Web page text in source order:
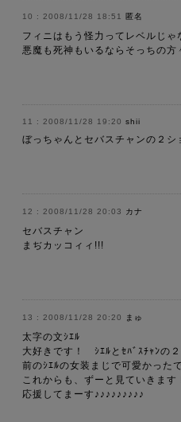
2008/11/28 18:51 匿名
フィニはもう怪力ってレベルじ
悪魔も死神もいるならそっちの方
2008/11/28 19:20 shii
ぼっちゃんとセバスチャンの２シ
2008/11/28 20:03 カナ
セバスチャン
まぢカッコィィ!!!
2008/11/28 20:20 まゅ
太字の文ｼｴﾙ
大好きです！ ｼｴﾙとｾﾊﾞｽﾁｬﾝの２
前のｼｴﾙの女装まじで可愛かった
これからも、ずーと見ていきます
応援してまーす♪♪♪♪♪♪♪♪♪